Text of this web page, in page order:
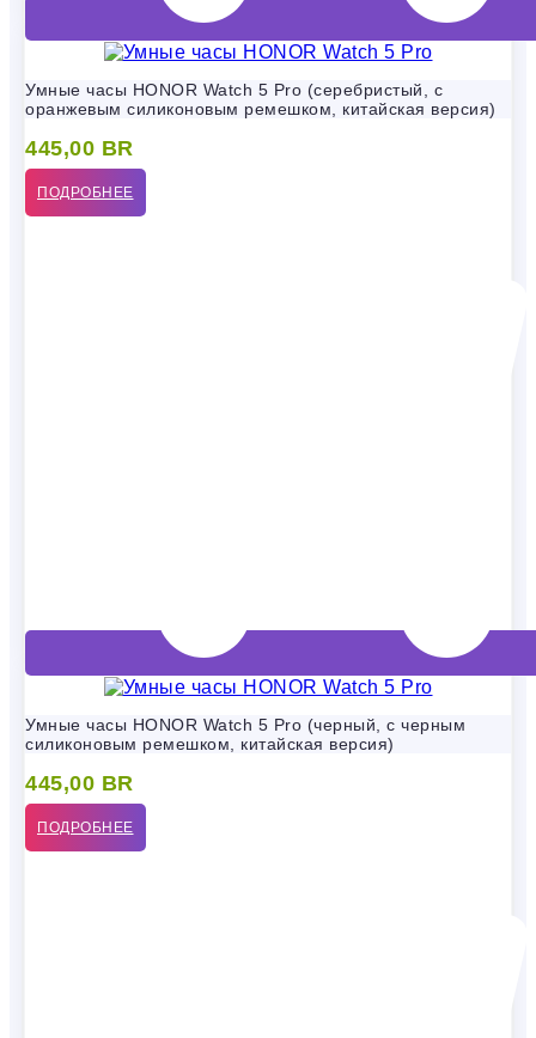
Умные часы HONOR Watch 5 Pro (серебристый, с
оранжевым силиконовым ремешком, китайская версия)
445,00 BR
ПОДРОБНЕЕ
Умные часы HONOR Watch 5 Pro (черный, с черным
силиконовым ремешком, китайская версия)
445,00 BR
ПОДРОБНЕЕ